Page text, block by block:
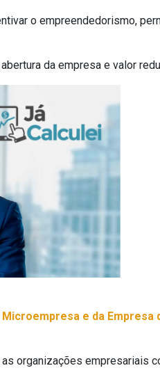
o empreendedorismo,
da empresa e valor
e da
organizações empresariais